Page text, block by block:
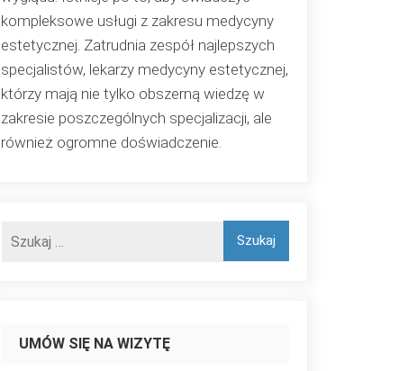
kompleksowe usługi z zakresu medycyny
estetycznej. Zatrudnia zespół najlepszych
specjalistów, lekarzy medycyny estetycznej,
którzy mają nie tylko obszerną wiedzę w
zakresie poszczególnych specjalizacji, ale
również ogromne doświadczenie.
UMÓW SIĘ NA WIZYTĘ